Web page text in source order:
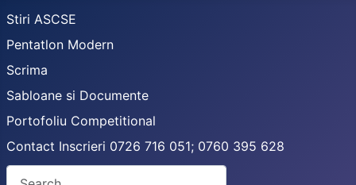
Stiri ASCSE
Pentatlon Modern
Scrima
Sabloane si Documente
Portofoliu Competitional
Contact Inscrieri 0726 716 051; 0760 395 628